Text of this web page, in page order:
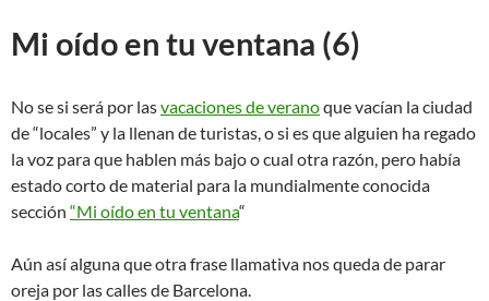
Mi oído en tu ventana (6)
No se si será por lasvacaciones de veranoque vacían la ciudad
de “locales” y la llenan de turistas, o si es que alguien ha regado
la voz para que hablen más bajo o cual otra razón, pero había
estado corto de material para la mundialmente conocida
sección “Mi oído en tu ventana“
Aún así alguna que otra frase llamativa nos queda de parar
oreja por las calles de Barcelona.